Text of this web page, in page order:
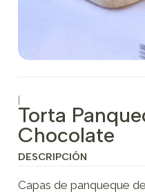
|
Torta
Chocolate
DESCRIPCIÓN
Capas de panqueque